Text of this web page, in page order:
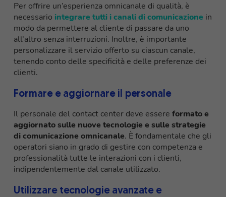
Per offrire un’esperienza omnicanale di qualità, è
necessario integrare tutti i canali di comunicazione in
modo da permettere al cliente di passare da uno
all’altro senza interruzioni. Inoltre, è importante
personalizzare il servizio offerto su ciascun canale,
tenendo conto delle specificità e delle preferenze dei
clienti.
Formare e aggiornare il personale
Il personale del contact center deve essere formato e
aggiornato sulle nuove tecnologie e sulle strategie
di comunicazione omnicanale. È fondamentale che gli
operatori siano in grado di gestire con competenza e
professionalità tutte le interazioni con i clienti,
indipendentemente dal canale utilizzato.
Utilizzare tecnologie avanzate e